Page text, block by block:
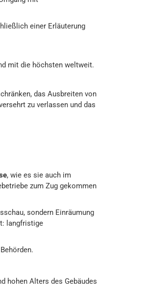
einer Erläuterung
mit die höchsten weltweit.
das Ausbreiten von
zu verlassen und das
, wie es sie auch im
zum Zug gekommen
sondern Einräumung
langfristige
hohen Alters des Gebäudes